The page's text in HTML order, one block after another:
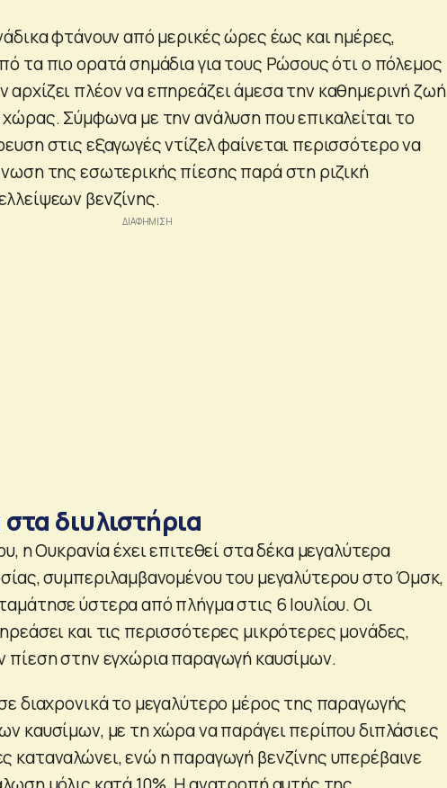
φτάνουν από μερικές ώρες έως και ημέρες,
τα πιο ορατά σημάδια για τους Ρώσους ότι ο πόλεμος
πλέον να επηρεάζει άμεσα την καθημερινή ζωή
Σύμφωνα με την ανάλυση που επικαλείται το
στις εξαγωγές ντίζελ φαίνεται περισσότερο να
της εσωτερικής πίεσης παρά στη ριζική
βενζίνης.
διυλιστήρια
η Ουκρανία έχει επιτεθεί στα δέκα μεγαλύτερα
συμπεριλαμβανομένου του μεγαλύτερου στο Όμσκ,
ύστερα από πλήγμα στις 6 Ιουλίου. Οι
και τις περισσότερες μικρότερες μονάδες,
πίεση στην εγχώρια παραγωγή καυσίμων.
διαχρονικά το μεγαλύτερο μέρος της παραγωγής
καυσίμων, με τη χώρα να παράγει περίπου διπλάσιες
καταναλώνει, ενώ η παραγωγή βενζίνης υπερέβαινε